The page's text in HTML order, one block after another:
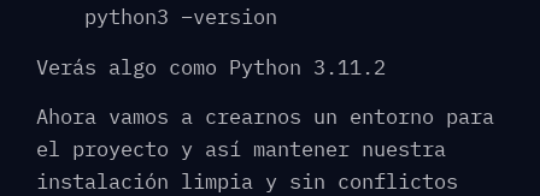
python3 –version
Verás algo como Python 3.11.2
Ahora vamos a crearnos un entorno para
el proyecto y así mantener nuestra
instalación limpia y sin conflictos